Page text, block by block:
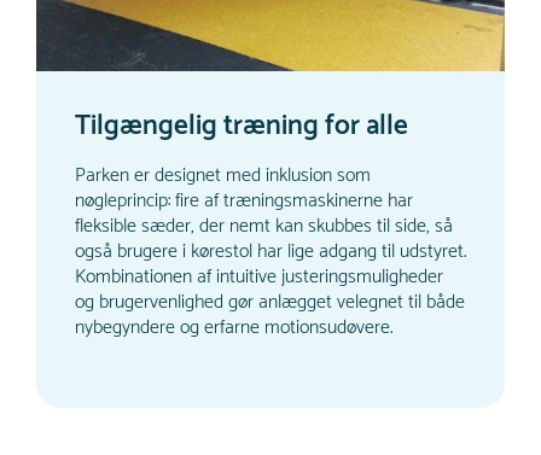
Tilgængelig træning for alle
Parken er designet med inklusion som
nøgleprincip: fire af træningsmaskinerne har
fleksible sæder, der nemt kan skubbes til side, så
også brugere i kørestol har lige adgang til udstyret.
Kombinationen af intuitive justeringsmuligheder
og brugervenlighed gør anlægget velegnet til både
nybegyndere og erfarne motionsudøvere.